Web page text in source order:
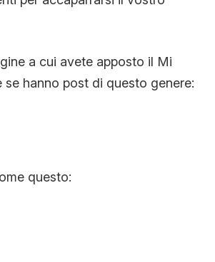
a cui avete apposto il Mi
se hanno post di questo genere:
questo: